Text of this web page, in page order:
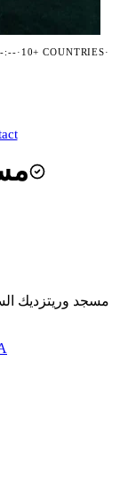
:--· 10+ COUNTRIES·
مسجد وريتزديك